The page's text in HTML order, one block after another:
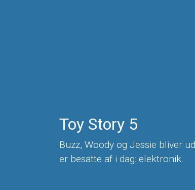
Toy Story 5
Buzz, Woody og Jessie bliver
er besatte af i dag: elektronik.